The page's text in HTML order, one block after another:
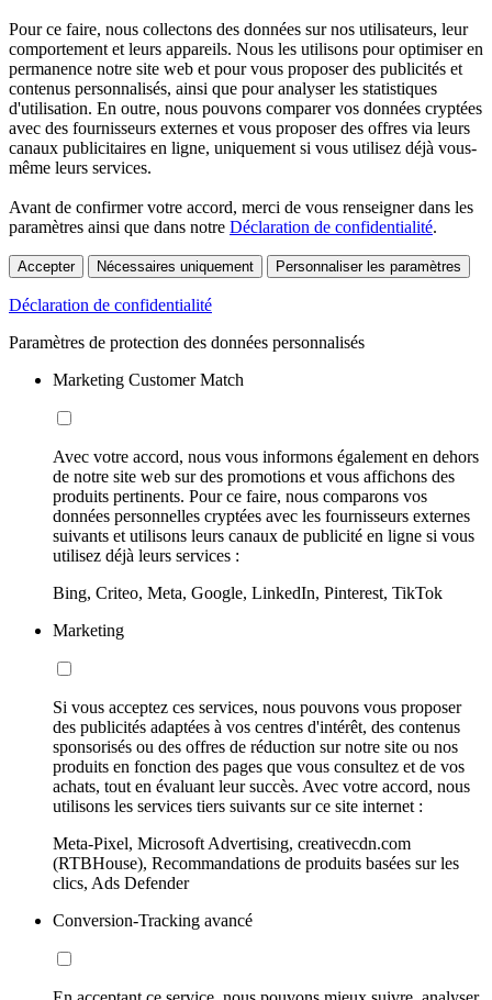
Pour ce faire, nous collectons des données sur nos utilisateurs, leur
comportement et leurs appareils. Nous les utilisons pour optimiser en
permanence notre site web et pour vous proposer des publicités et
contenus personnalisés, ainsi que pour analyser les statistiques
d'utilisation. En outre, nous pouvons comparer vos données cryptées
avec des fournisseurs externes et vous proposer des offres via leurs
canaux publicitaires en ligne, uniquement si vous utilisez déjà vous-
même leurs services.
Avant de confirmer votre accord, merci de vous renseigner dans les
paramètres ainsi que dans notre Déclaration de confidentialité.
Accepter Nécessaires uniquement Personnaliser les paramètres
Déclaration de confidentialité
Paramètres de protection des données personnalisés
Marketing Customer Match
Avec votre accord, nous vous informons également en dehors
de notre site web sur des promotions et vous affichons des
produits pertinents. Pour ce faire, nous comparons vos
données personnelles cryptées avec les fournisseurs externes
suivants et utilisons leurs canaux de publicité en ligne si vous
utilisez déjà leurs services :
Bing, Criteo, Meta, Google, LinkedIn, Pinterest, TikTok
Marketing
Si vous acceptez ces services, nous pouvons vous proposer
des publicités adaptées à vos centres d'intérêt, des contenus
sponsorisés ou des offres de réduction sur notre site ou nos
produits en fonction des pages que vous consultez et de vos
achats, tout en évaluant leur succès. Avec votre accord, nous
utilisons les services tiers suivants sur ce site internet :
Meta-Pixel, Microsoft Advertising, creativecdn.com
(RTBHouse), Recommandations de produits basées sur les
clics, Ads Defender
Conversion-Tracking avancé